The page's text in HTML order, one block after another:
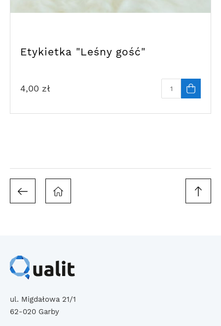
Etykietka "Leśny gość"
4,00 zł
ul. Migdałowa 21/1
62-020 Garby